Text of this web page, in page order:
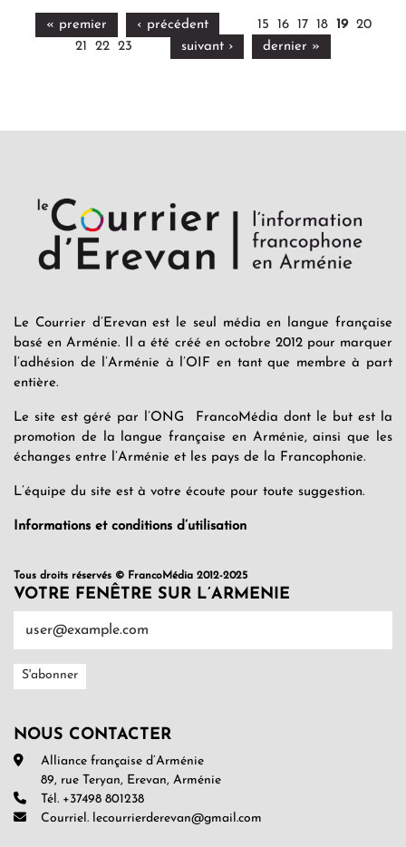
« premier ‹ précédent 15 16 17 18 19
20
21
22 23 suivant › dernier »
Le Courrier d’Erevan est le seul média en langue française
basé en Arménie. Il a été créé en octobre 2012 pour marquer
l’adhésion de l’Arménie à l’OIF en tant que membre à part
entière.
Le site est géré par l’ONG FrancoMédia dont le but est la
promotion de la langue française en Arménie, ainsi que les
échanges entre l’Arménie et les pays de la Francophonie.
L’équipe du site est à votre écoute pour toute suggestion.
Informations et conditions d’utilisation
Tous droits réservés © FrancoMédia 2012-2025
VOTRE FENÊTRE SUR L’ARMENIE
NOUS CONTACTER
Alliance française d’Arménie
89, rue Teryan, Erevan, Arménie
Tél. +37498 801238
Courriel. lecourrierderevan@gmail.com